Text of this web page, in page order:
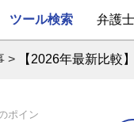
ツール検索 弁護
> 【2026年最新比較
ポイン